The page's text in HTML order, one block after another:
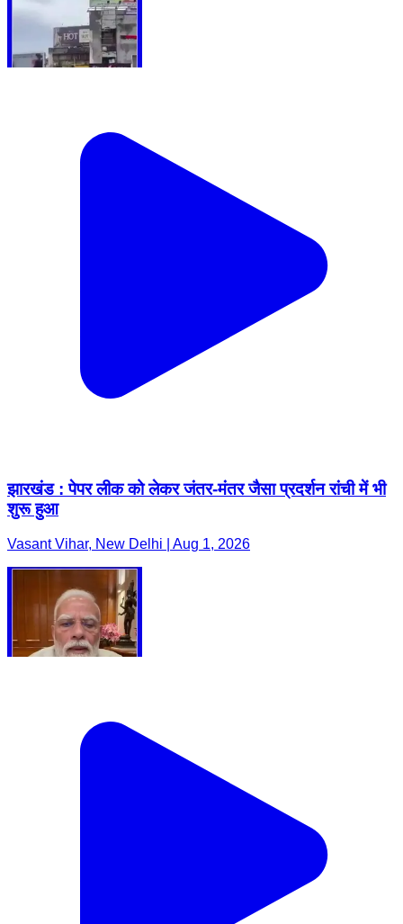
झारखंड : पेपर लीक को लेकर जंतर-मंतर जैसा प्रदर्शन रांची में भी
शुरू हुआ
Vasant Vihar, New Delhi | Aug 1, 2026